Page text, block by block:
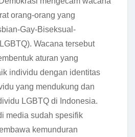
orang-orang yang
Gay-Biseksual-
Wacana tersebut
aturan yang
individu dengan identitas
yang mendukung dan
LGBTQ di Indonesia.
media sudah spesifik
kemunduran